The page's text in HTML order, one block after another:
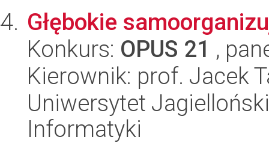
Głębokie
Konkurs: OPUS 21 ,
Kierownik: prof. Jacek
Uniwersytet
Informatyki